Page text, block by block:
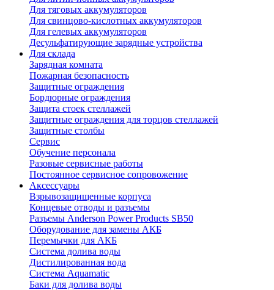
Для тяговых аккумуляторов
Для свинцово-кислотных аккумуляторов
Для гелевых аккумуляторов
Десульфатирующие зарядные устройства
Для склада
Зарядная комната
Пожарная безопасность
Защитные ограждения
Бордюрные ограждения
Защита стоек стеллажей
Защитные ограждения для торцов стеллажей
Защитные столбы
Сервис
Обучение персонала
Разовые сервисные работы
Постоянное сервисное сопровожение
Аксессуары
Взрывозащищенные корпуса
Концевые отводы и разъемы
Разъемы Anderson Power Products SB50
Оборудование для замены АКБ
Перемычки для АКБ
Система долива воды
Дистилированная вода
Система Aquamatic
Баки для долива воды